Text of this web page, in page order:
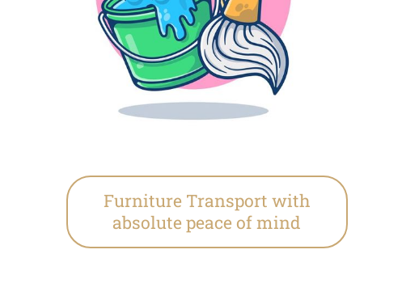
Furniture Transport with
absolute peace of mind